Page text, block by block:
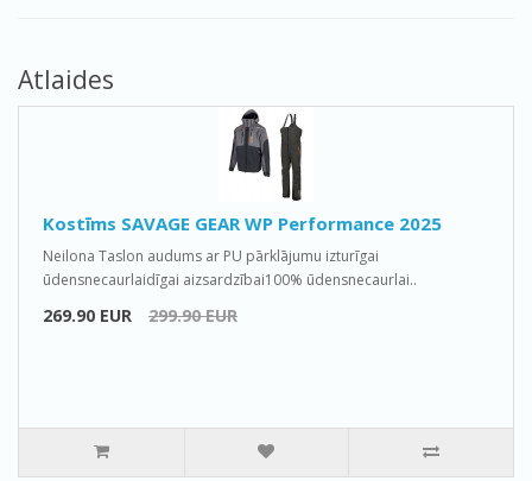
Atlaides
Kostīms SAVAGE GEAR WP Performance 2025
Neilona Taslon audums ar PU pārklājumu izturīgai
ūdensnecaurlaidīgai aizsardzībai100% ūdensnecaurlai..
269.90 EUR 299.90 EUR